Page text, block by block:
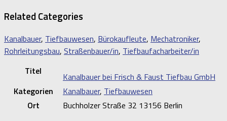
Related Categories
Kanalbauer, Tiefbauwesen, Bürokaufleute, Mechatroniker,
Rohrleitungsbau, Straßenbauer/in, Tiefbaufacharbeiter/in
Titel
Kanalbauer bei Frisch & Faust Tiefbau GmbH
Kategorien
Kanalbauer, Tiefbauwesen
Ort
Buchholzer Straße 32 13156 Berlin